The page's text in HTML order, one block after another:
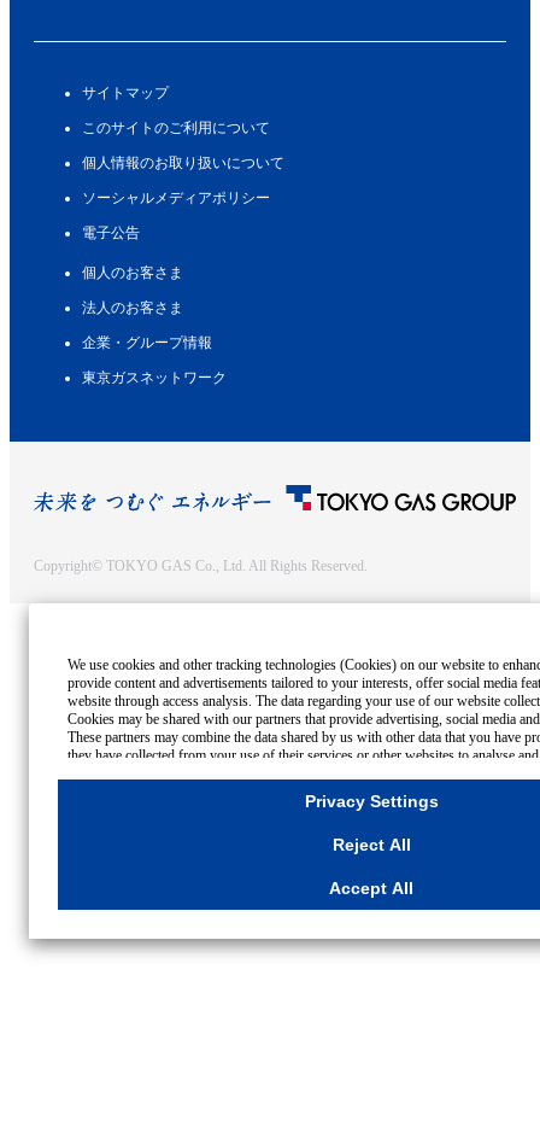
サイトマップ
このサイトのご利用について
個人情報のお取り扱いについて
ソーシャルメディアポリシー
電子公告
個人のお客さま
法人のお客さま
企業・グループ情報
東京ガスネットワーク
Copyright© TOKYO GAS Co., Ltd. All Rights Reserved.
We use cookies and other tracking technologies (Cookies) on our website to
provide content and advertisements tailored to your interests, offer social media
website through access analysis. The data regarding your use of our website
Cookies may be shared with our partners that provide advertising, social media
These partners may combine the data shared by us with other data that you have
they have collected from your use of their services or other websites to analyse
all Cookies except for Strictly Necessary Cookies, please click "Reject All". If you
Cookies, please click "Accept All". To select your preferences for each purpose,
button on this banner or through your browser's "Settings".
Privacy Settings
Reject All
Accept All